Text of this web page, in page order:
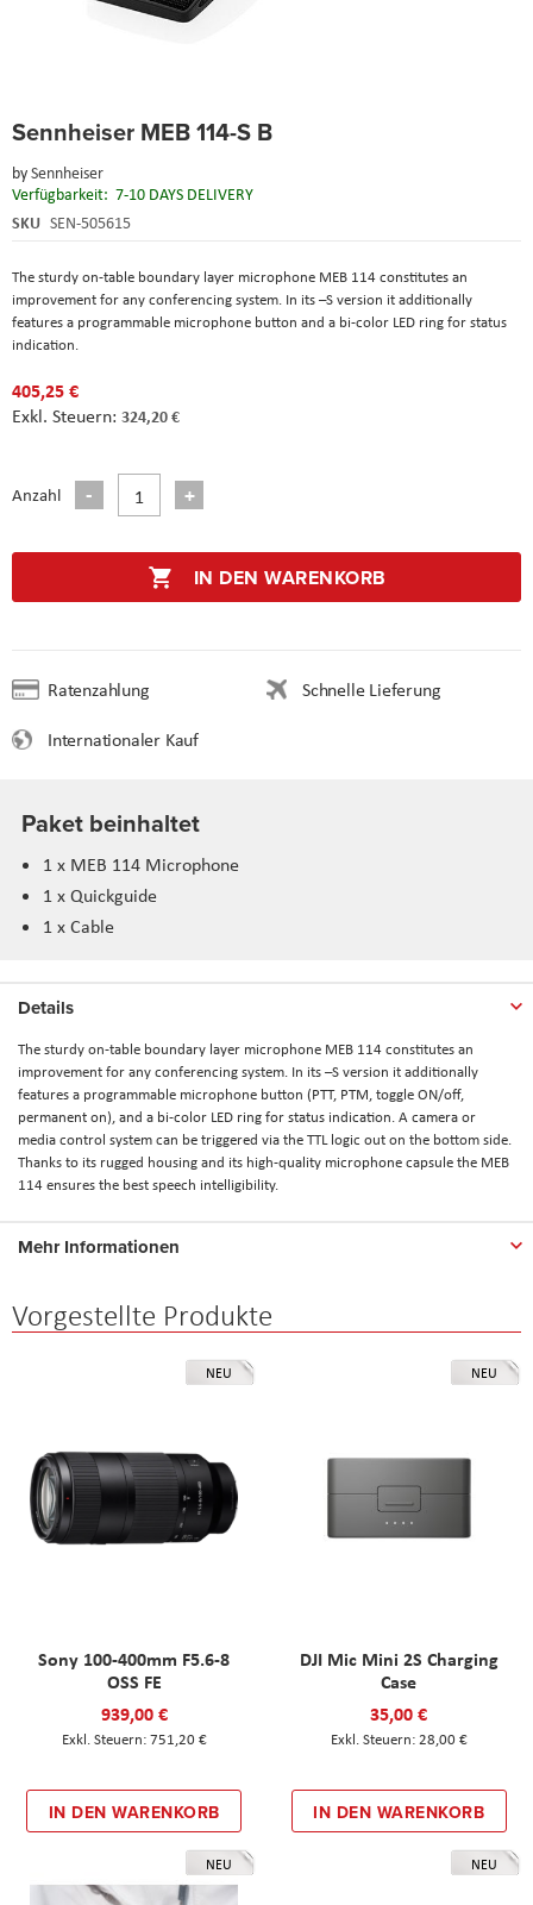
Sennheiser MEB 114-S B
bySennheiser
Verfügbarkeit: 7-10 DAYS DELIVERY
SKU SEN-505615
The sturdy on-table boundary layer microphone MEB 114 constitutes an
improvement for any conferencing system. In its –S version it additionally
features a programmable microphone button and a bi-color LED ring for status
indication.
405,25 €
324,20 €
Anzahl
IN DEN WARENKORB
Ratenzahlung
Schnelle Lieferung
Internationaler Kauf
to
beginning
of
the
Paket beinhaltet
1 x MEB 114 Microphone
1 x Quickguide
1 x Cable
Details
The sturdy on-table boundary layer microphone MEB 114 constitutes an
improvement for any conferencing system. In its –S version it additionally
features a programmable microphone button (PTT, PTM, toggle ON/off,
permanent on), and a bi-color LED ring for status indication. A camera or
media control system can be triggered via the TTL logic out on the bottom side.
Thanks to its rugged housing and its high-quality microphone capsule the MEB
114 ensures the best speech intelligibility.
Mehr Informationen
Vorgestellte Produkte
NEU
Sony 100-400mm F5.6-8
OSS FE
939,00 €
751,20 €
IN DEN WARENKORB
NEU
DJI Mic Mini 2S Charging
Case
35,00 €
28,00 €
IN DEN WARENKORB
NEU NEU